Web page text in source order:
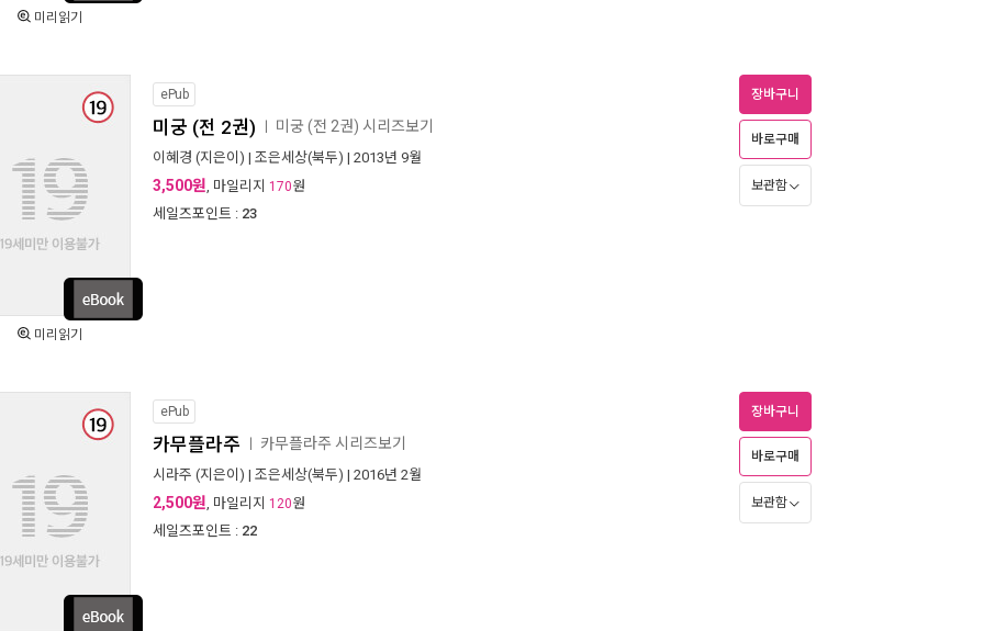
미리읽기
미리읽기
ePub
미궁 (전 2권) 미궁 (전 2권) 시리즈보기
이혜경 (지은이) | 조은세상(북두) | 2013년 9월
3,500원, 마일리지 170원
세일즈포인트 : 23
장바구니
바로구매
보관함
ePub
카무플라주 카무플라주 시리즈보기
시라주 (지은이) | 조은세상(북두) | 2016년 2월
2,500원, 마일리지 120원
세일즈포인트 : 22
장바구니
바로구매
보관함